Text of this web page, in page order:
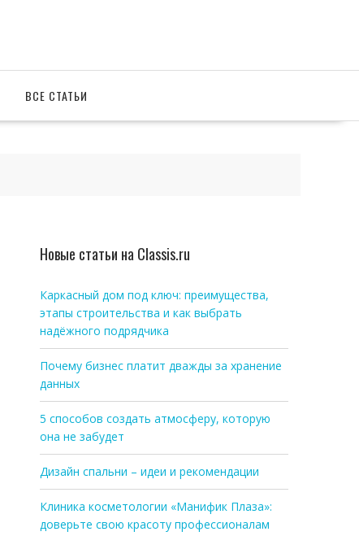
ВСЕ СТАТЬИ
Новые статьи на Classis.ru
Каркасный дом под ключ: преимущества,
этапы строительства и как выбрать
надёжного подрядчика
Почему бизнес платит дважды за хранение
данных
5 способов создать атмосферу, которую
она не забудет
Дизайн спальни – идеи и рекомендации
Клиника косметологии «Манифик Плаза»:
доверьте свою красоту профессионалам